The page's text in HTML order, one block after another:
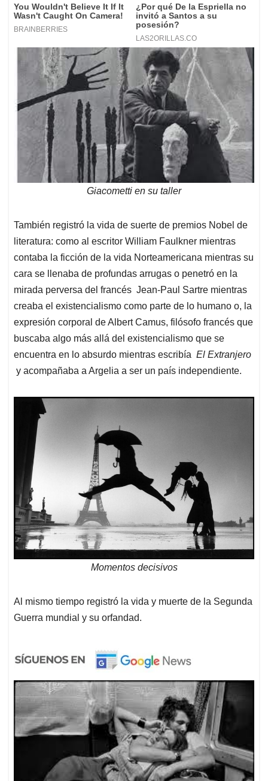
Giacometti en su taller
También registró la vida de suerte de premios Nobel de
literatura: como al escritor William Faulkner mientras
contaba la ficción de la vida Norteamericana mientras su
cara se llenaba de profundas arrugas o penetró en la
mirada perversa del francés Jean-Paul Sartre mientras
creaba el existencialismo como parte de lo humano o, la
expresión corporal de Albert Camus, filósofo francés que
buscaba algo más allá del existencialismo que se
encuentra en lo absurdo mientras escribía El Extranjero
y acompañaba a Argelia a ser un país independiente.
Momentos decisivos
Al mismo tiempo registró la vida y muerte de la Segunda
Guerra mundial y su orfandad.